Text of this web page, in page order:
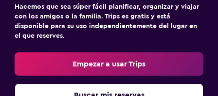
Hacemos que sea súper fácil planificar, organizar y viajar
con los amigos o la familia. Trips es gratis y está
disponible para su uso independientemente del lugar en
el que reserves.
Empezar a usar Trips